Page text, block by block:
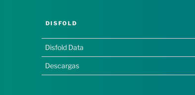
DISFOLD
Disfold Data
Descargas